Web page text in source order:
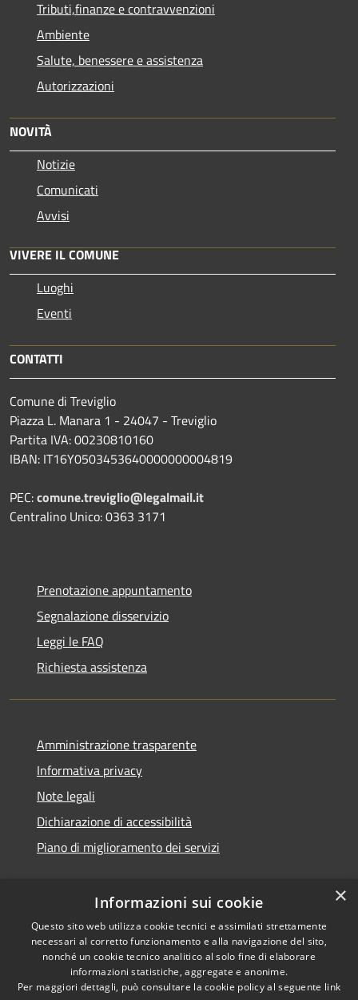
Tributi,finanze e contravvenzioni
Ambiente
Salute, benessere e assistenza
Autorizzazioni
NOVITÀ
Notizie
Comunicati
Avvisi
VIVERE IL COMUNE
Luoghi
Eventi
CONTATTI
Comune di Treviglio
Piazza L. Manara 1 - 24047 - Treviglio
Partita IVA: 00230810160
IBAN: IT16Y0503453640000000004819
PEC:comune.treviglio@legalmail.it
Centralino Unico: 0363 3171
Prenotazione appuntamento
Segnalazione disservizio
Leggi le FAQ
Richiesta assistenza
Amministrazione trasparente
Informativa privacy
Note legali
Dichiarazione di accessibilità
Piano di miglioramento dei servizi
RSS
Accessibilità
Privacy
Cookie
Copyright © 2026 • Comune di
Treviglio • Powered by
Municipium•Accesso
redazione
×
Informazioni sui cookie
Questo sito web utilizza cookie tecnici e assimilati strettamente
necessari al corretto funzionamento e alla navigazione del sito,
nonché un cookie tecnico analitico al solo fine di elaborare
informazioni statistiche, aggregate e anonime.
Per maggiori dettagli, può consultare la cookie policy al seguente link